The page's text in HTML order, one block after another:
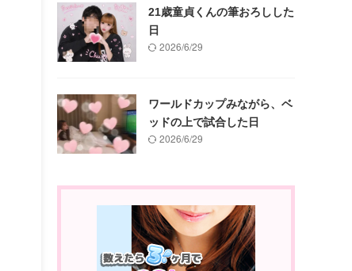
21歳童貞くんの筆おろしした
日
2026/6/29
ワールドカップみながら、ベ
ッドの上で試合した日
2026/6/29